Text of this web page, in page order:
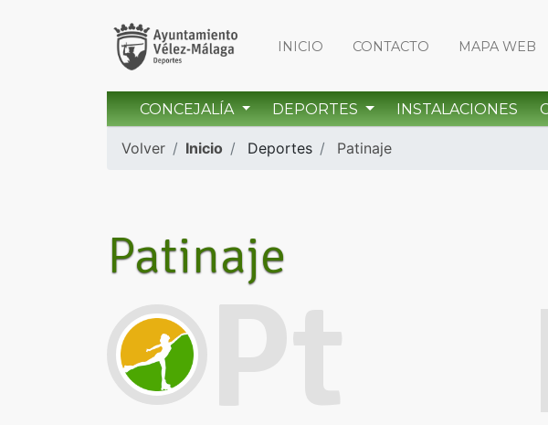
INICIO CONTACTO MAPA WEB
CONCEJALÍA DEPORTES INSTALACIONES
Volver Inicio Deportes Patinaje
Patinaje